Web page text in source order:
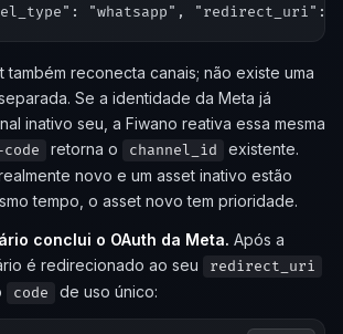
também reconecta canais; não existe uma
Se a identidade da Meta já
inativo seu, a Fiwano reativa essa mesma
retorna o channel_id
existente.
novo e um asset inativo estão
tempo, o asset novo tem prioridade.
conclui o OAuth da Meta. Após a
é redirecionado ao seu
redirect_uri
code de uso único: